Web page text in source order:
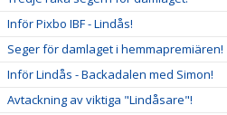
Inför Pixbo IBF - Lindås!
Seger för damlaget i hemmapremiären!
Inför Lindås - Backadalen med Simon!
Avtackning av viktiga "Lindåsare"!